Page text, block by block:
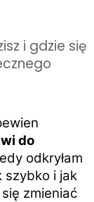
i gdzie się
do
odkryłam
szybko i jak
zmieniać